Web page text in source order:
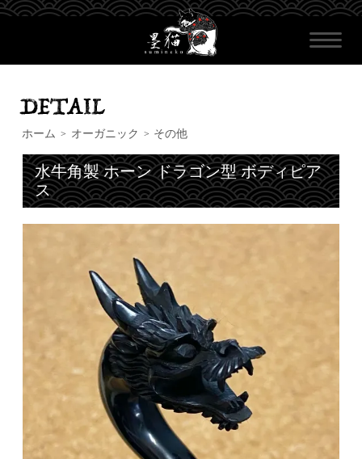
ホーム > オーガニック > その他
水牛角製 ホーン ドラゴン型 ボディピア
ス